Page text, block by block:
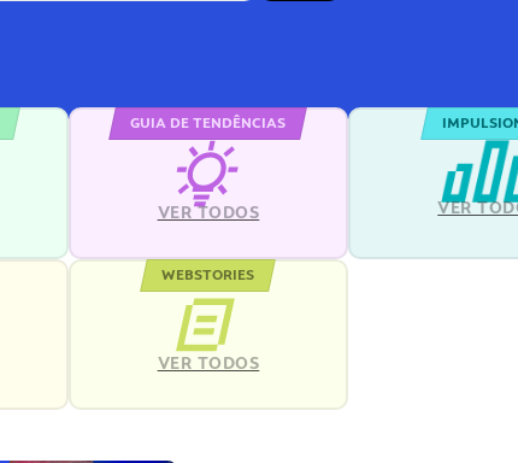
GUIA DE TENDÊNCIAS
VER TODOS VER
WEBSTORIES
VER TODOS